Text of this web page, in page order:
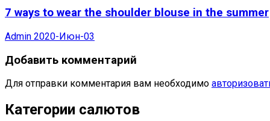
7 ways to wear the shoulder blouse in the summer
Admin 2020-Июн-03
Добавить комментарий
Для отправки комментария вам необходимо
Категории салютов